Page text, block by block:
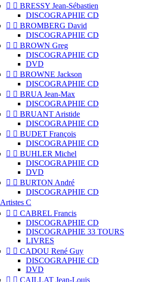
  BRESSY Jean-Sébastien
DISCOGRAPHIE CD
  BROMBERG David
DISCOGRAPHIE CD
  BROWN Greg
DISCOGRAPHIE CD
DVD
  BROWNE Jackson
DISCOGRAPHIE CD
  BRUA Jean-Max
DISCOGRAPHIE CD
  BRUANT Aristide
DISCOGRAPHIE CD
  BUDET François
DISCOGRAPHIE CD
  BUHLER Michel
DISCOGRAPHIE CD
DVD
  BURTON André
DISCOGRAPHIE CD
Artistes C
  CABREL Francis
DISCOGRAPHIE CD
DISCOGRAPHIE 33 TOURS
LIVRES
  CADOU René Guy
DISCOGRAPHIE CD
DVD
  CAILLAT Jean-Louis